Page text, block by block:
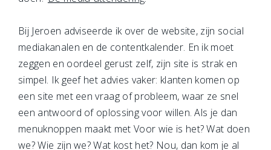
Bij Jeroen adviseerde ik over de website, zijn social
mediakanalen en de contentkalender. En ik moet
zeggen en oordeel gerust zelf, zijn site is strak en
simpel. Ik geef het advies vaker: klanten komen op
een site met een vraag of probleem, waar ze snel
een antwoord of oplossing voor willen. Als je dan
menuknoppen maakt met Voor wie is het? Wat doen
we? Wie zijn we? Wat kost het? Nou, dan kom je al